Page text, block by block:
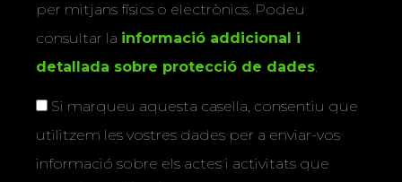
per mitjans físics o electrònics. Podeu
consultar la informació addicional i
detallada sobre protecció de dades.
Si marqueu aquesta casella, consentiu que
utilitzem les vostres dades per a enviar-vos
informació sobre els actes i activitats que